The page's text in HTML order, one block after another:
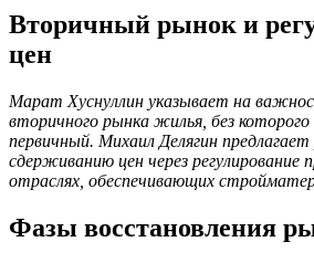
Вторичный рынок и
цен
Марат Хуснуллин указывает на
вторичного рынка жилья, без
первичный. Михаил Делягин
сдерживанию цен через регулирование
отраслях, обеспечивающих
Фазы восстановления